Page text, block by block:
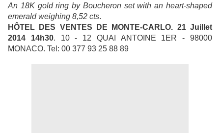
An 18K gold ring by Boucheron set with an heart-shaped
emerald weighing 8,52 cts.
HÔTEL DES VENTES DE MONTE-CARLO. 21 Juillet
2014 14h30. 10 - 12 QUAI ANTOINE 1ER - 98000
MONACO. Tel: 00 377 93 25 88 89